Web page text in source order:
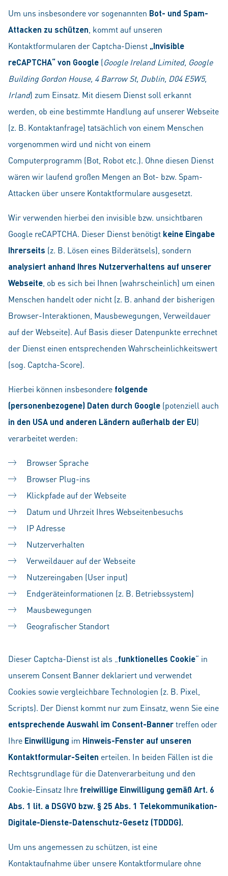
Um uns insbesondere vor sogenannten Bot- und Spam-
Attacken zu schützen , kommt auf unseren
Kontaktformularen der Captcha-Dienst „Invisible
reCAPTCHA“ von Google (Google Ireland Limited, Google
Building Gordon House, 4 Barrow St, Dublin, D04 E5W5,
Irland) zum Einsatz. Mit diesem Dienst soll erkannt
werden, ob eine bestimmte Handlung auf unserer Webseite
(z. B. Kontaktanfrage) tatsächlich von einem Menschen
vorgenommen wird und nicht von einem
Computerprogramm (Bot, Robot etc.). Ohne diesen Dienst
wären wir laufend großen Mengen an Bot- bzw. Spam-
Attacken über unsere Kontaktformulare ausgesetzt.
Wir verwenden hierbei den invisible bzw. unsichtbaren
Google reCAPTCHA. Dieser Dienst benötigt keine Eingabe
Ihrerseits (z. B. Lösen eines Bilderätsels), sondern
analysiert anhand Ihres Nutzerverhaltens auf unserer
Webseite , ob es sich bei Ihnen (wahrscheinlich) um einen
Menschen handelt oder nicht (z. B. anhand der bisherigen
Browser-Interaktionen, Mausbewegungen, Verweildauer
auf der Webseite). Auf Basis dieser Datenpunkte errechnet
der Dienst einen entsprechenden Wahrscheinlichkeitswert
(sog. Captcha-Score).
Hierbei können insbesondere folgende
(personenbezogene) Daten durch Google (potenziell auch
in den USA und anderen Ländern außerhalb der EU)
verarbeitet werden:
Browser Sprache
Browser Plug-ins
Klickpfade auf der Webseite
Datum und Uhrzeit Ihres Webseitenbesuchs
IP Adresse
Nutzerverhalten
Verweildauer auf der Webseite
Nutzereingaben (User input)
Endgeräteinformationen (z. B. Betriebssystem)
Mausbewegungen
Geografischer Standort
Dieser Captcha-Dienst ist als „ funktionelles Cookie“ in
unserem Consent Banner deklariert und verwendet
Cookies sowie vergleichbare Technologien (z. B. Pixel,
Scripts). Der Dienst kommt nur zum Einsatz, wenn Sie eine
entsprechende Auswahl im Consent-Bannertreffen oder
Ihre Einwilligung im Hinweis-Fenster auf unseren
Kontaktformular-Seiten erteilen. In beiden Fällen ist die
Rechtsgrundlage für die Datenverarbeitung und den
Cookie-Einsatz Ihre freiwillige Einwilligung gemäß Art. 6
Abs. 1 lit. a DSGVO bzw. § 25 Abs. 1 Telekommunikation-
Digitale-Dienste-Datenschutz-Gesetz (TDDDG).
Um uns angemessen zu schützen, ist eine
Kontaktaufnahme über unsere Kontaktformulare ohne